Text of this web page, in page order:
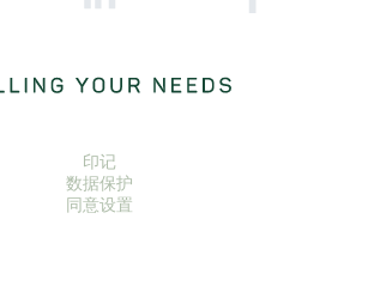
印记
数据保护
同意设置